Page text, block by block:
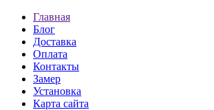
Главная
Блог
Доставка
Оплата
Контакты
Замер
Установка
Карта сайта